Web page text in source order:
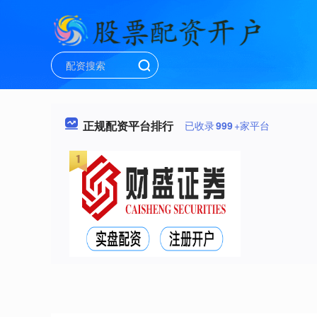
正规配资平台排行 已收录999+家平台